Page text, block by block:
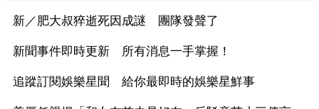
新／肥大叔猝逝死因成謎 團隊發聲了
新聞事件即時更新 所有消息一手掌握！
追蹤訂閱娛樂星聞 給你最即時的娛樂星鮮事